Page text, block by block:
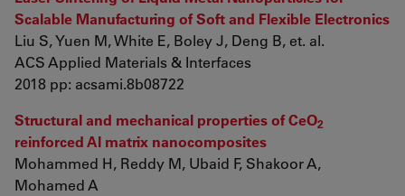
Scalable Manufacturing of Soft and Flexible Electronics
Liu S, Yuen M, White E, Boley J, Deng B, et. al.
ACS Applied Materials & Interfaces
2018 pp: acsami.8b08722
Structural and mechanical properties of CeO2
reinforced Al matrix nanocomposites
Mohammed H, Reddy M, Ubaid F, Shakoor A,
Mohamed A